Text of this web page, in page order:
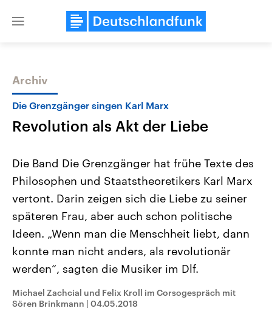
Close
Themen
Landtagswahl Sachsen-Anhalt
2026
Alle Informationen
Sachsen-Anhalt wählt am 6.
September 2026 einen neuen
Bundesland von einer Koalition aus
Umfragen, Prognosen,
Wahlprogramme, aktuelle Berichte
und Hintergründe zu den Parteien
Aktuelle Beiträge,
Hintergründe
Wirtschaftlich und
gehören die Vereinigten
mit großem Einfluss auf
Sendungen Programm
Archiv
Die Grenzgänger singen Karl Marx
Revolution als Akt der Liebe
Die Band Die Grenzgänger hat frühe Texte des
Philosophen und Staatstheoretikers Karl Marx
vertont. Darin zeigen sich die Liebe zu seiner
späteren Frau, aber auch schon politische
Ideen. „Wenn man die Menschheit liebt, dann
konnte man nicht anders, als revolutionär
werden“, sagten die Musiker im Dlf.
Michael Zachcial und Felix Kroll im Corsogespräch mit
Sören Brinkmann | 04.05.2018